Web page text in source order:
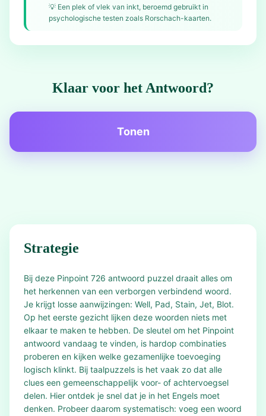
💡 Een plek of vlek van inkt, beroemd gebruikt in
psychologische testen zoals Rorschach-kaarten.
Klaar voor het Antwoord?
Tonen
Strategie
Bij deze Pinpoint 726 antwoord puzzel draait alles om
het herkennen van een verborgen verbindend woord.
Je krijgt losse aanwijzingen: Well, Pad, Stain, Jet, Blot.
Op het eerste gezicht lijken deze woorden niets met
elkaar te maken te hebben. De sleutel om het Pinpoint
antwoord vandaag te vinden, is hardop combinaties
proberen en kijken welke gezamenlijke toevoeging
logisch klinkt. Bij taalpuzzels is het vaak zo dat alle
clues een gemeenschappelijk voor- of achtervoegsel
delen. Hier ontdek je snel dat je in het Engels moet
denken. Probeer daarom systematisch: voeg een woord